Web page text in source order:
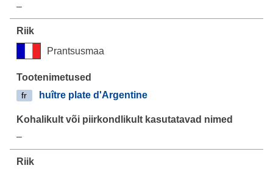
–
Prantsusmaa
fr huître plate d'Argentine
–